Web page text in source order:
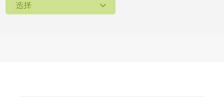
选择